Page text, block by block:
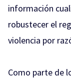
información
robustecer el
violencia por
Como parte de